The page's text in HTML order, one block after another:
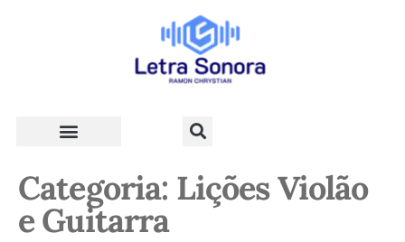
Categoria: Lições Violão
e Guitarra